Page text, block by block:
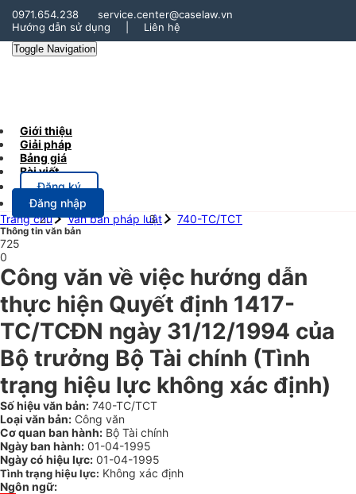
0971.654.238
service.center@caselaw.vn
Hướng dẫn sử dụng
Liên hệ
Toggle Navigation
Giới thiệu
Giải pháp
Bảng giá
Bài viết
Đăng ký
Đăng nhập
Trang chủ
Văn bản pháp luật 740-TC/TCT
Thông tin văn bản
725
0
Công văn về việc hướng dẫn
thực hiện Quyết định 1417-
TC/TCĐN ngày 31/12/1994 của
Bộ trưởng Bộ Tài chính (Tình
trạng hiệu lực không xác định)
Số hiệu văn bản: 740-TC/TCT
Loại văn bản: Công văn
Cơ quan ban hành: Bộ Tài chính
Ngày ban hành: 01-04-1995
Ngày có hiệu lực: 01-04-1995
Tình trạng hiệu lực: Không xác định
Ngôn ngữ: